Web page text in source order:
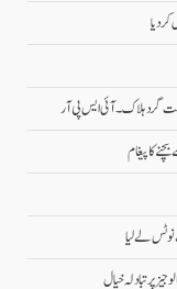
کا پیغام
نوٹس لے لیا
پر تبادلہ خیال